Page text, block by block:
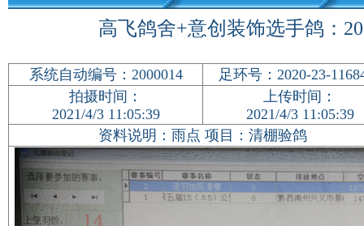
高飞鸽舍+意创装饰选手鸽：
系统自动编号：2000014 足环号： 2020-23-
拍摄时间：
2021/4/3 11:05:39
上传时间：
2021/4/3 11:05:39
资料说明：雨点 项目：清棚验鸽